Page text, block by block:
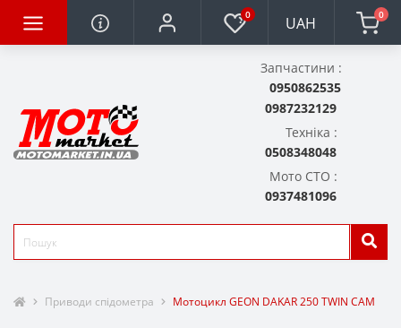
0 UAH 0
Запчастини :
0950862535
0987232129
Техніка :
0508348048
Мото СТО :
0937481096
Приводи спідометра Мотоцикл GEON DAKAR 250 TWIN CAM